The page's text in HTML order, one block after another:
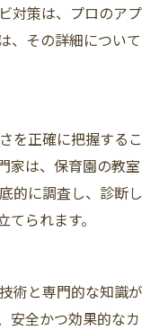
対策は、プロのアプ
、その詳細について
を正確に把握するこ
家は、保育園の教室
的に調査し、診断し
られます。
術と専門的な知識が
安全かつ効果的なカ